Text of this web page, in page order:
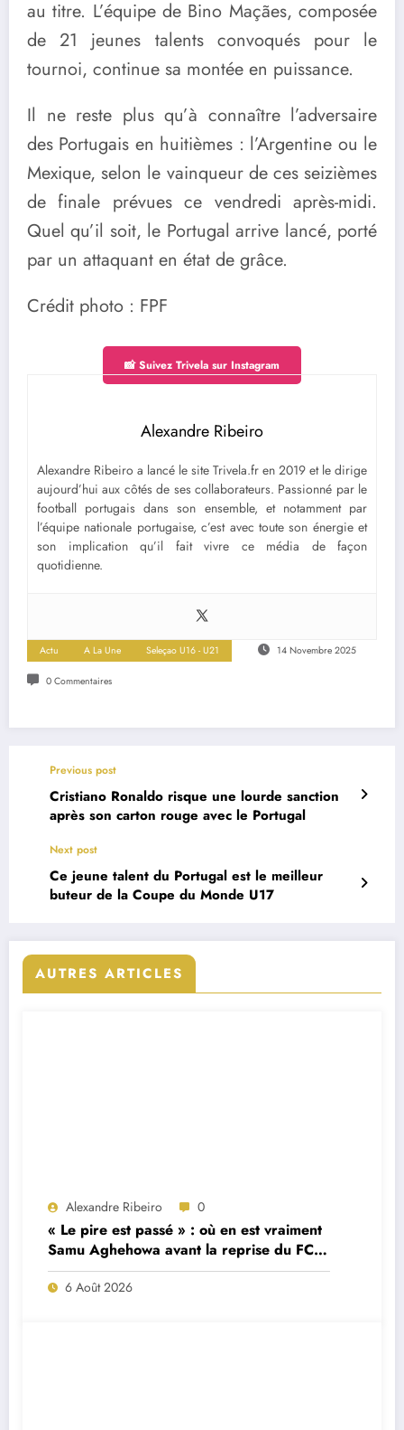
au titre. L’équipe de Bino Maçães, composée
de 21 jeunes talents convoqués pour le
tournoi, continue sa montée en puissance.
Il ne reste plus qu’à connaître l’adversaire
des Portugais en huitièmes : l’Argentine ou le
Mexique, selon le vainqueur de ces seizièmes
de finale prévues ce vendredi après-midi.
Quel qu’il soit, le Portugal arrive lancé, porté
par un attaquant en état de grâce.
Crédit photo : FPF
📸 Suivez Trivela sur Instagram
Alexandre Ribeiro
Alexandre Ribeiro a lancé le site Trivela.fr en 2019 et le dirige
aujourd’hui aux côtés de ses collaborateurs. Passionné par le
football portugais dans son ensemble, et notamment par
l’équipe nationale portugaise, c’est avec toute son énergie et
son implication qu’il fait vivre ce média de façon
quotidienne.
Actu A La Une Seleçao U16 - U21 14 Novembre 2025
0 Commentaires
Previous post
Cristiano Ronaldo risque une lourde sanction
après son carton rouge avec le Portugal
Next post
Ce jeune talent du Portugal est le meilleur
buteur de la Coupe du Monde U17
AUTRES ARTICLES
Alexandre Ribeiro 0
« Le pire est passé » : où en est vraiment
Samu Aghehowa avant la reprise du FC
Porto ?
6 Août 2026